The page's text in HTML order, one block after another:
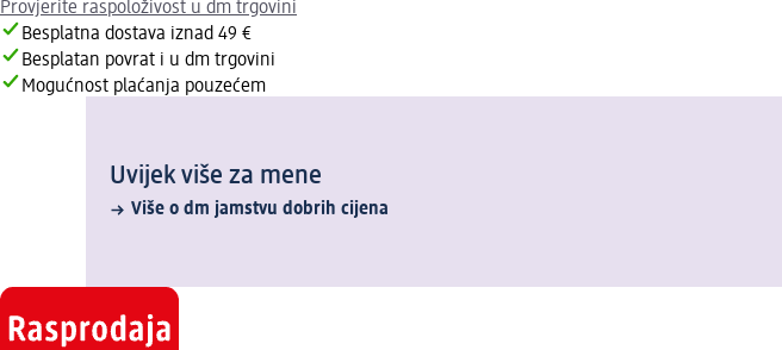
Provjerite raspoloživost u dm trgovini
Besplatna dostava iznad 49 €
Besplatan povrat i u dm trgovini
Mogućnost plaćanja pouzećem
Uvijek više za mene
Više o dm jamstvu dobrih cijena